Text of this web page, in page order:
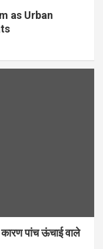
as Urban
कारण पांच ऊंचाई वाले